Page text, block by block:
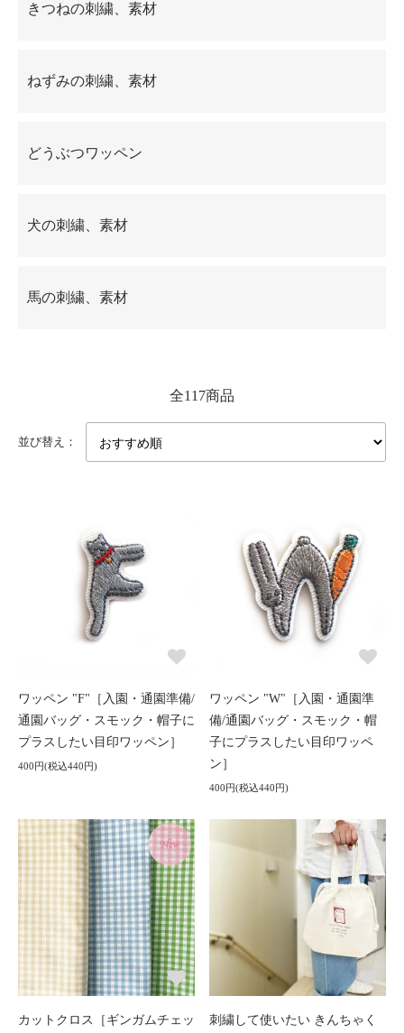
きつねの刺繍、素材
ねずみの刺繍、素材
どうぶつワッペン
犬の刺繍、素材
馬の刺繍、素材
全117商品
並び替え：
ワッペン "F"［入園・通園準備/
通園バッグ・スモック・帽子に
プラスしたい目印ワッペン］
400円(税込440円)
ワッペン "W"［入園・通園準
備/通園バッグ・スモック・帽
子にプラスしたい目印ワッペ
ン］
400円(税込440円)
カットクロス［ギンガムチェッ
刺繍して使いたい きんちゃく